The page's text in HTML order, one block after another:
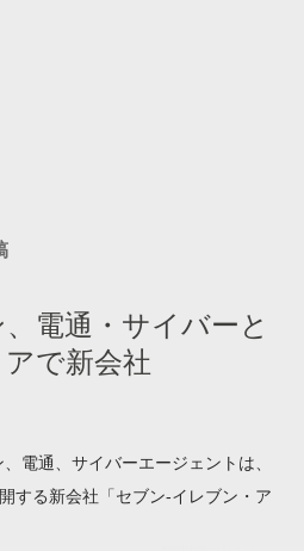
電通・サイバーと
で新会社
電通、サイバーエージェントは、
する新会社「セブン‐イレブン・ア